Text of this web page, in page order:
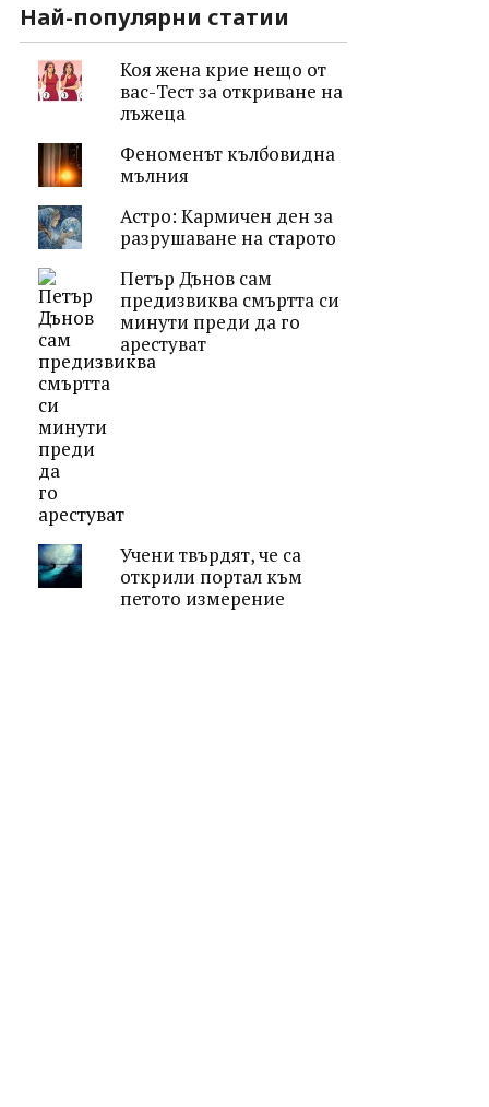
Най-популярни статии
Коя жена крие нещо от
вас-Тест за откриване на
лъжеца
Феноменът кълбовидна
мълния
Астро: Кармичен ден за
разрушаване на старото
Петър Дънов сам
предизвиква смъртта си
минути преди да го
арестуват
Учени твърдят, че са
открили портал към
петото измерение